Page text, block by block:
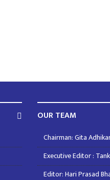
OUR TEAM
Chairman: Gita
Executive Editor :
Editor: Hari Prasad